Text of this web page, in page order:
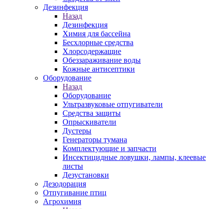
Дезинфекция
Назад
Дезинфекция
Химия для бассейна
Бесхлорные средства
Хлорсодержащие
Обеззараживание воды
Кожные антисептики
Оборудование
Назад
Оборудование
Ультразвуковые отпугиватели
Средства защиты
Опрыскиватели
Дустеры
Генераторы тумана
Комплектующие и запчасти
Инсектицидные ловушки, лампы, клеевые
листы
Дезустановки
Дезодорация
Отпугивание птиц
Агрохимия